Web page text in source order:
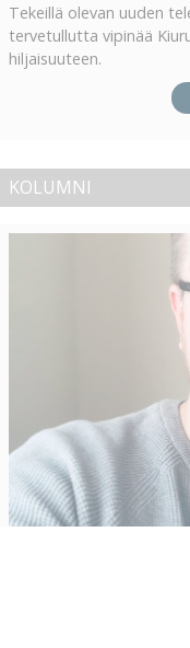
Tekeillä olevan uuden
tervetullutta vipinää
hiljaisuuteen.
KOLUMNI